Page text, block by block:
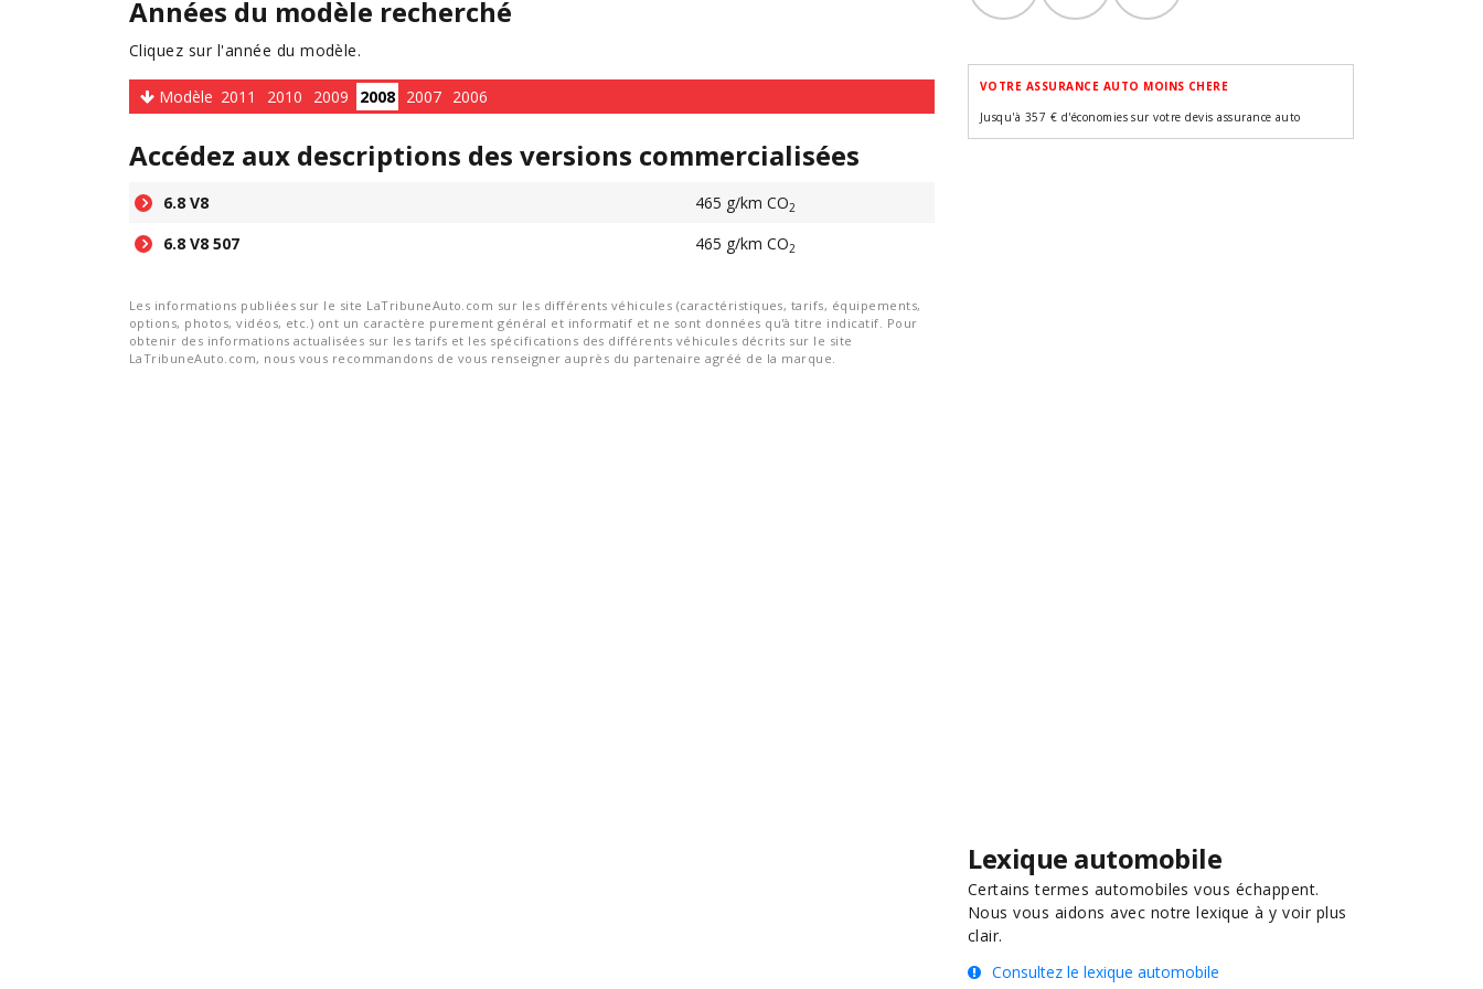
Années du modèle recherché
Cliquez sur l'année du modèle.
Modèle 2011 2010 2009 2008 2007 2006
Accédez aux descriptions des versions commercialisées
6.8 V8 465 g/km CO2
6.8 V8 507 465 g/km CO2
Les informations publiées sur le site LaTribuneAuto.com sur les différents véhicules (caractéristiques, tarifs, équipements,
options, photos, vidéos, etc.) ont un caractère purement général et informatif et ne sont données qu'à titre indicatif. Pour
obtenir des informations actualisées sur les tarifs et les spécifications des différents véhicules décrits sur le site
LaTribuneAuto.com, nous vous recommandons de vous renseigner auprès du partenaire agréé de la marque.
VOTRE ASSURANCE AUTO MOINS CHERE
Jusqu'à 357 € d'économies sur votre devis assurance auto
Lexique automobile
Certains termes automobiles vous échappent.
Nous vous aidons avec notre lexique à y voir plus
clair.
Consultez le lexique automobile